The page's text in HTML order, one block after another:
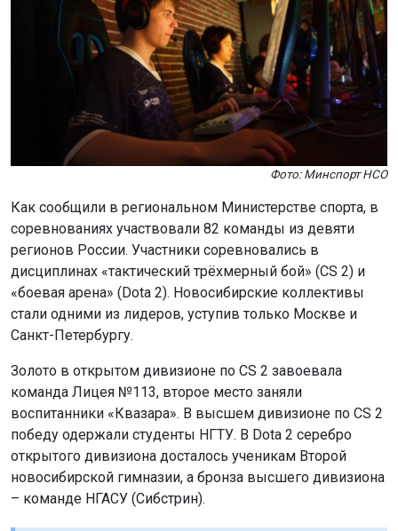
Фото: Минспорт НСО
Как сообщили в региональном Министерстве спорта, в
соревнованиях участвовали 82 команды из девяти
регионов России. Участники соревновались в
дисциплинах «тактический трёхмерный бой» (CS 2) и
«боевая арена» (Dota 2). Новосибирские коллективы
стали одними из лидеров, уступив только Москве и
Санкт-Петербургу.
Золото в открытом дивизионе по CS 2 завоевала
команда Лицея №113, второе место заняли
воспитанники «Квазара». В высшем дивизионе по CS 2
победу одержали студенты НГТУ. В Dota 2 серебро
открытого дивизиона досталось ученикам Второй
новосибирской гимназии, а бронза высшего дивизиона
– команде НГАСУ (Сибстрин).